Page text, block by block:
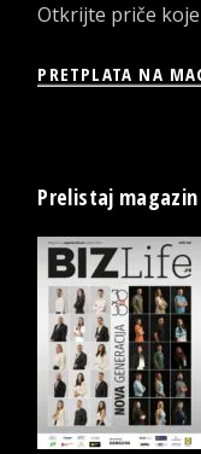
Otkrijte priče
PRETPLATA NA
Prelistaj magazin